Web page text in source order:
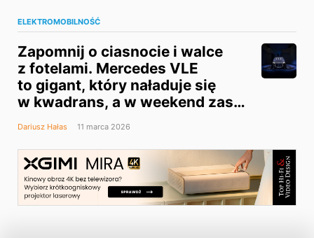
ELEKTROMOBILNOŚĆ
Zapomnij o ciasnocie i walce
z fotelami. Mercedes VLE
to gigant, który naładuje się
w kwadrans, a w weekend zasili
twój dom [galeria]
Dariusz Hałas 11 marca 2026